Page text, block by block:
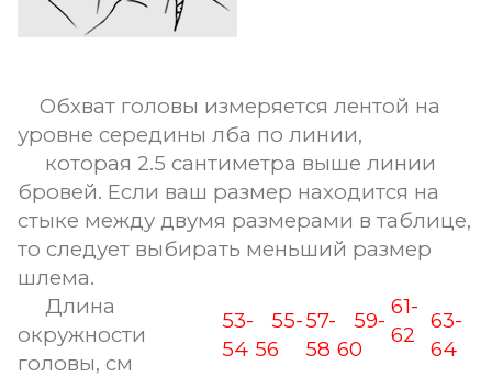
Обхват головы измеряется лентой на
уровне середины лба по линии,
которая 2.5 сантиметра выше линии
бровей. Если ваш размер находится на
стыке между двумя размерами в таблице,
то следует выбирать меньший размер
шлема.
Длина
окружности
головы, см
53-
54
55-
56
57-
58
59-
60
61-
62
63-
64